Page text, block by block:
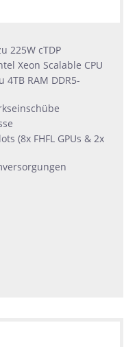
225W cTDP
Xeon Scalable CPU
4TB RAM DDR5-
(8x FHFL GPUs & 2x